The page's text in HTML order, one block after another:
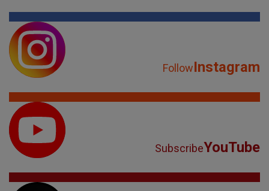
FollowInstagram
SubscribeYouTube